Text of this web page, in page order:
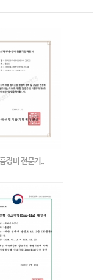
장비 전문기..